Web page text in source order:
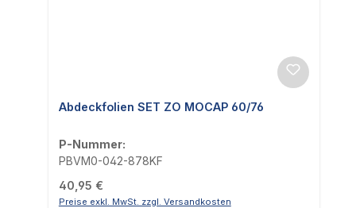
Abdeckfolien SET ZO MOCAP 60/76
P-Nummer:
PBVM0-042-878KF
Regulärer Preis:
40,95 €
Preise exkl. MwSt. zzgl. Versandkosten